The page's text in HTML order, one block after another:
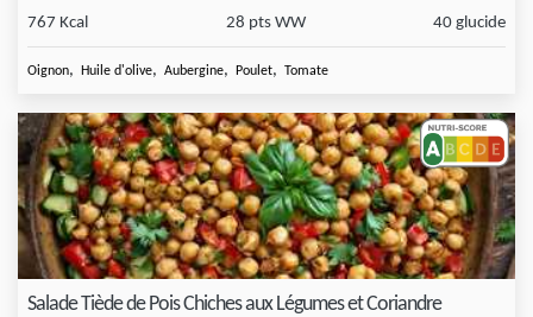
767 Kcal 28 pts WW 40 glucide
Oignon, Huile d'olive, Aubergine, Poulet, Tomate
Salade Tiède de Pois Chiches aux Légumes et Coriandre